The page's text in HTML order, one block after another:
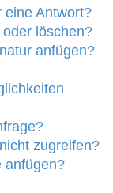
eine Antwort?
löschen?
anfügen?
zugreifen?
anfügen?